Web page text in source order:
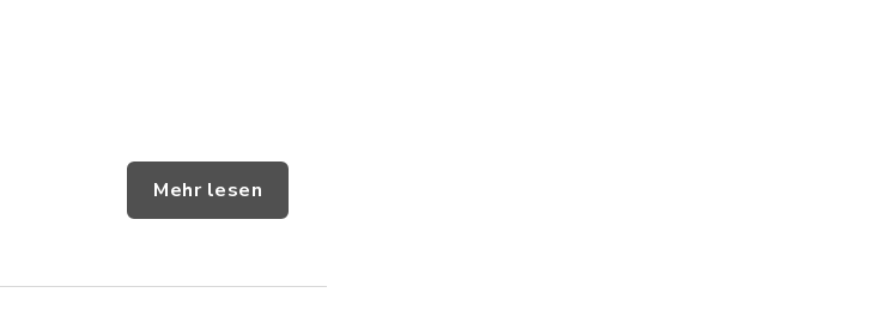
Mehr lesen